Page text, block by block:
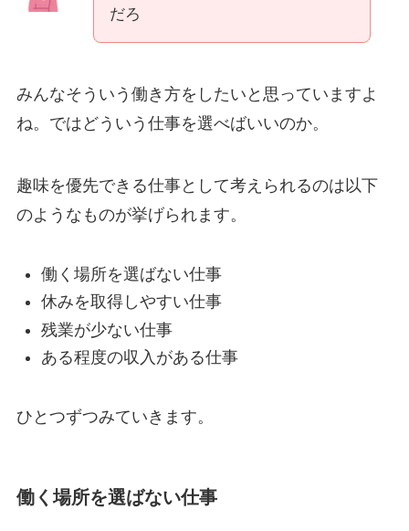
だろ
みんなそういう働き方をしたいと思っていますよ
ね。ではどういう仕事を選べばいいのか。
趣味を優先できる仕事として考えられるのは以下
のようなものが挙げられます。
働く場所を選ばない仕事
休みを取得しやすい仕事
残業が少ない仕事
ある程度の収入がある仕事
ひとつずつみていきます。
働く場所を選ばない仕事